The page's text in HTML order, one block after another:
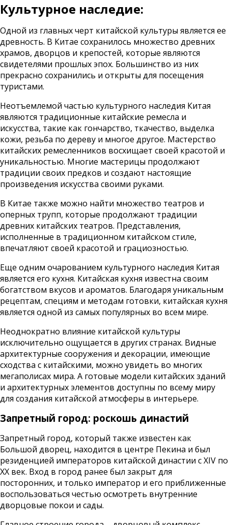
Культурное наследие:
Одной из главных черт китайской культуры является ее
древность. В Китае сохранилось множество древних
храмов, дворцов и крепостей, которые являются
свидетелями прошлых эпох. Большинство из них
прекрасно сохранились и открыты для посещения
туристами.
Неотъемлемой частью культурного наследия Китая
являются традиционные китайские ремесла и
искусства, такие как гончарство, ткачество, выделка
кожи, резьба по дереву и многое другое. Мастерство
китайских ремесленников восхищает своей красотой и
уникальностью. Многие мастерицы продолжают
традиции своих предков и создают настоящие
произведения искусства своими руками.
В Китае также можно найти множество театров и
оперных трупп, которые продолжают традиции
древних китайских театров. Представления,
исполненные в традиционном китайском стиле,
впечатляют своей красотой и грациозностью.
Еще одним очарованием культурного наследия Китая
является его кухня. Китайская кухня известна своим
богатством вкусов и ароматов. Благодаря уникальным
рецептам, специям и методам готовки, китайская кухня
является одной из самых популярных во всем мире.
Неоднократно влияние китайской культуры
исключительно ощущается в других странах. Видные
архитектурные сооружения и декорации, имеющие
сходства с китайскими, можно увидеть во многих
мегаполисах мира. А готовые модели китайских зданий
и архитектурных элементов доступны по всему миру
для создания китайской атмосферы в интерьере.
Запретный город: роскошь династий
Запретный город, который также известен как
Большой дворец, находится в центре Пекина и был
резиденцией императоров китайской династии с XIV по
XX век. Вход в город ранее был закрыт для
посторонних, и только император и его приближенные
воспользоваться честью осмотреть внутренние
дворцовые покои и сады.